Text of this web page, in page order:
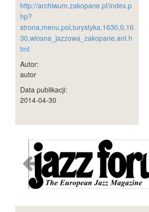
http://archiwum.zakopane.pl/index.p
hp?
strona,menu,pol,turystyka,1630,0,16
30,wiosna_jazzowa_zakopane,ant.h
tml
Autor:
autor
Data publikacji:
2014-04-30